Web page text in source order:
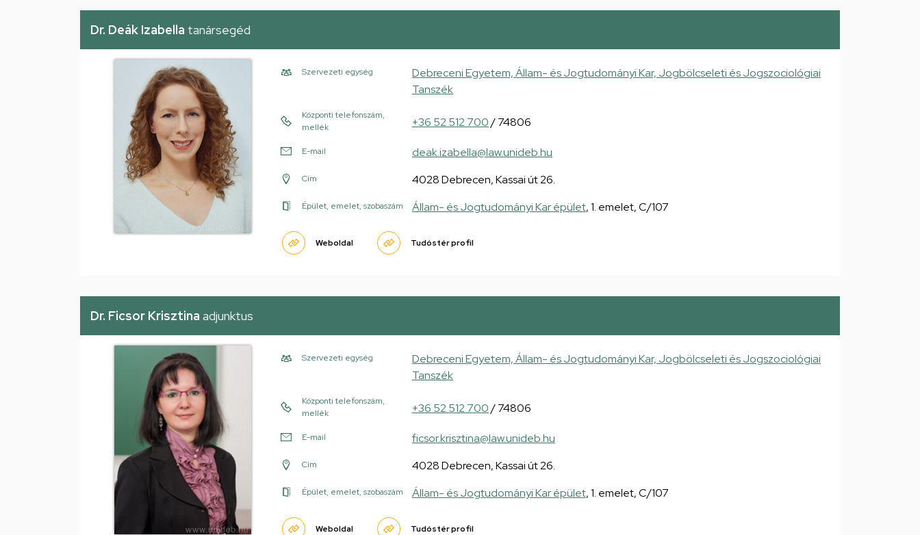
Dr. Deák Izabella tanársegéd
Szervezeti egység
Debreceni Egyetem, Állam- és Jogtudományi Kar, Jogbölcseleti és Jogszociológiai
Tanszék
Központi telefonszám,
mellék
+36 52 512 700/ 74806
E-mail deak.izabella@law.unideb.hu
Cím 4028 Debrecen, Kassai út 26.
Épület, emelet, szobaszám Állam- és Jogtudományi Kar épület, 1. emelet, C/107
Weboldal Tudóstér profil
Dr. Ficsor Krisztina adjunktus
Szervezeti egység
Debreceni Egyetem, Állam- és Jogtudományi Kar, Jogbölcseleti és Jogszociológiai
Tanszék
Központi telefonszám,
mellék
+36 52 512 700/ 74806
E-mail ficsor.krisztina@law.unideb.hu
Cím 4028 Debrecen, Kassai út 26.
Épület, emelet, szobaszám Állam- és Jogtudományi Kar épület, 1. emelet, C/107
Weboldal Tudóstér profil